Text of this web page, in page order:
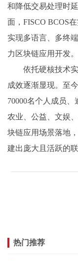
和降低交易处理时
面，FISCO BCOS
实现多语言、多终
力区块链应用开发。
依托硬核技术
成效逐渐显现。至
70000名个人成员、
农业、公益、文娱
块链应用场景落地
建出庞大且活跃的
热门推荐